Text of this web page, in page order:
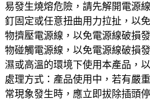
易發生燒熔危險，請先解開電源
釘固定或任意扭曲用力拉扯，以
物擠壓電源線，以免電源線破損
物碰觸電源線，以免電源線破損
濕或高溫的環境下使用本產品，
處理方式：產品使用中，若有
常現象發生時，應立即拔除插頭